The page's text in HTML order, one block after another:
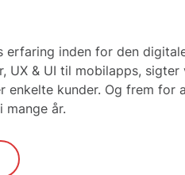
inden for den
UX & UI til mobilapps,
kunder. Og frem for
år.